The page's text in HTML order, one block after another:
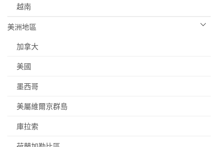
越南
美洲地區
加拿大
美國
墨西哥
美屬維爾京群島
庫拉索